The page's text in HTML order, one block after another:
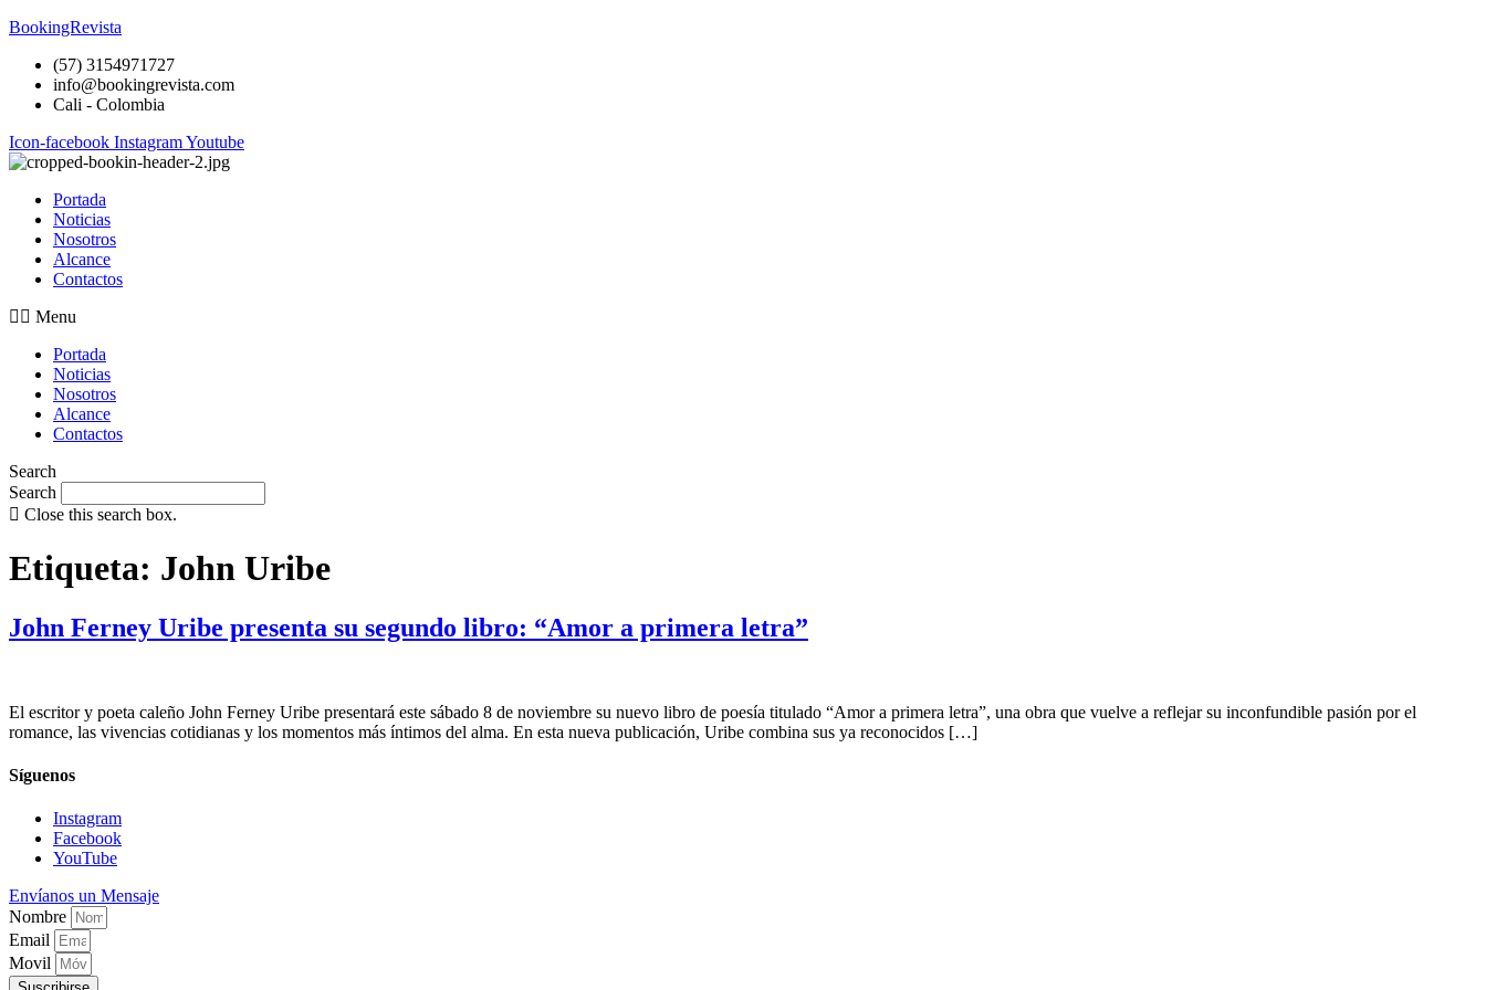
BookingRevista
(57) 3154971727
info@bookingrevista.com
Cali - Colombia
Icon-facebook InstagramYoutube
Portada
Noticias
Nosotros
Alcance
Contactos
Menu
Portada
Noticias
Nosotros
Alcance
Contactos
Search
Search
Close this search box.
Etiqueta: John Uribe
John Ferney Uribe presenta su segundo libro: “Amor a primera letra”
El escritor y poeta caleño John Ferney Uribe presentará este sábado 8 de noviembre su nuevo libro de poesía titulado “Amor a primera letra”, una obra que vuelve a reflejar su inconfundible pasión por el
romance, las vivencias cotidianas y los momentos más íntimos del alma. En esta nueva publicación, Uribe combina sus ya reconocidos […]
Síguenos
Instagram
Facebook
YouTube
Envíanos un Mensaje
Nombre
Email
Movil